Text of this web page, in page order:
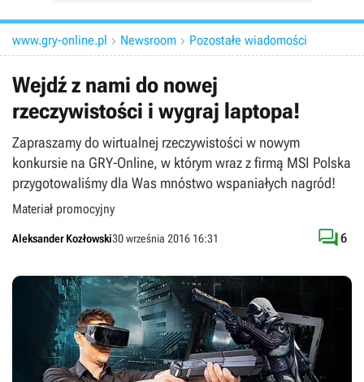
www.gry-online.pl  Newsroom  Pozostałe wiadomości
Wejdź z nami do nowej
rzeczywistości i wygraj laptopa!
Zapraszamy do wirtualnej rzeczywistości w nowym
konkursie na GRY-Online, w którym wraz z firmą MSI Polska
przygotowaliśmy dla Was mnóstwo wspaniałych nagród!
Materiał promocyjny
Aleksander Kozłowski30 września 2016 16:31 6